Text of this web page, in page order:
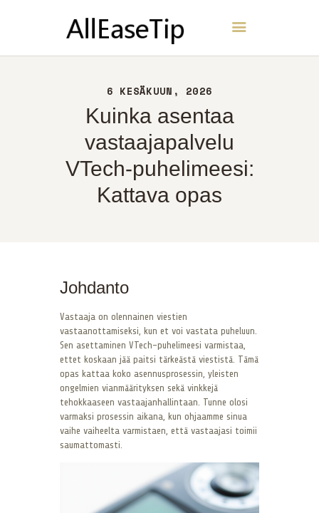
6 KESÄKUUN, 2026
Kuinka asentaa
vastaajapalvelu
VTech-puhelimeesi:
Kattava opas
AllEaseTip
NOIN
YHTEYS
POLITIIKKA
SUOMI
Johdanto
Vastaaja on olennainen viestien
vastaanottamiseksi, kun et voi vastata puheluun.
Sen asettaminen VTech-puhelimeesi varmistaa,
ettet koskaan jää paitsi tärkeästä viestistä. Tämä
opas kattaa koko asennusprosessin, yleisten
ongelmien vianmäärityksen sekä vinkkejä
tehokkaaseen vastaajanhallintaan. Tunne olosi
varmaksi prosessin aikana, kun ohjaamme sinua
vaihe vaiheelta varmistaen, että vastaajasi toimii
saumattomasti.